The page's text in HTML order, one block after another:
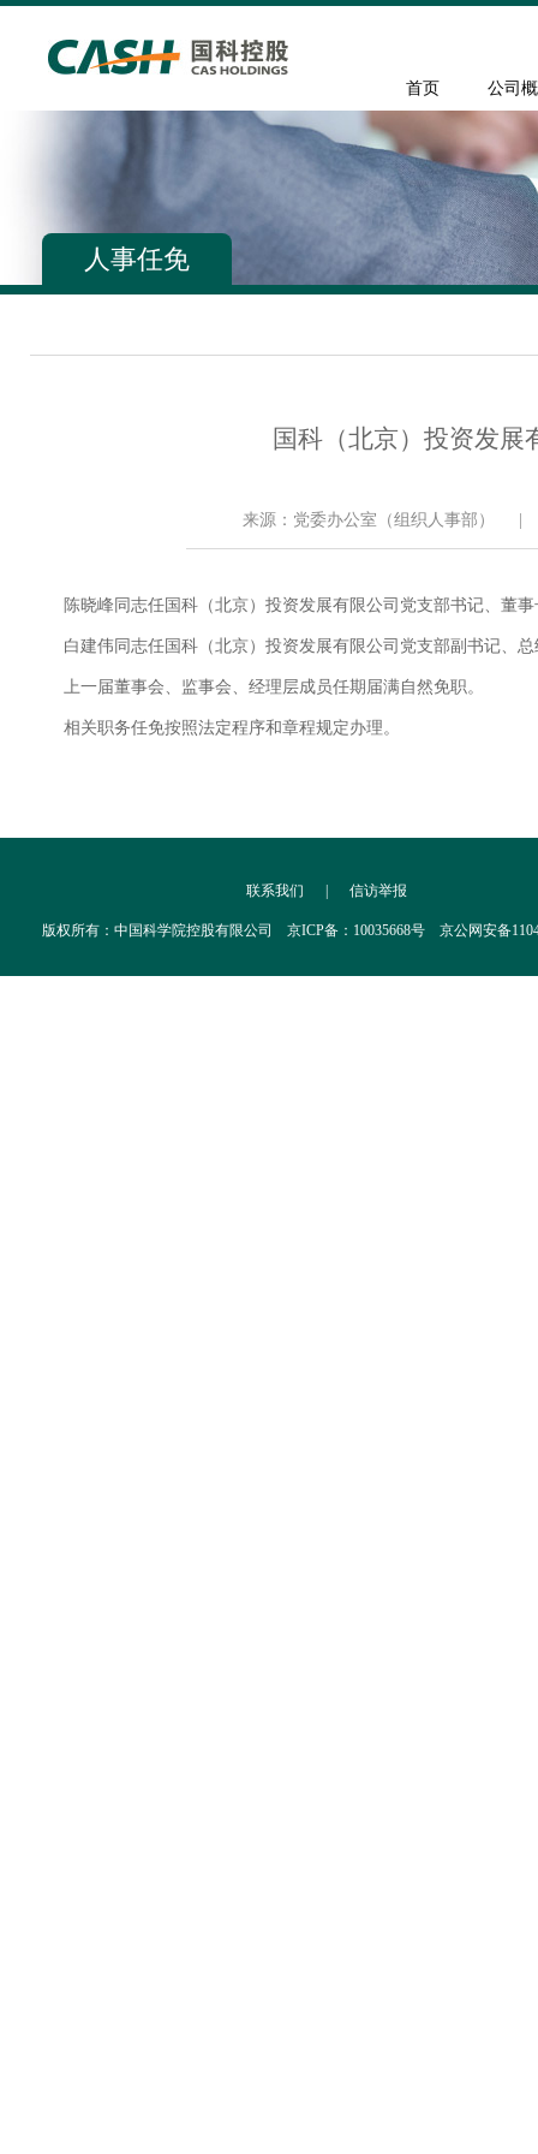
首页 公司
人事任免
国科（北京）投资发
来源：党委办公室（组织人事部）
陈晓峰同志任国科（北京）投资发展有限公司党支部书记、董事
白建伟同志任国科（北京）投资发展有限公司党支部副书记、
上一届董事会、监事会、经理层成员任期届满自然免职。
相关职务任免按照法定程序和章程规定办理。
联系我们 | 信访举报
版权所有：中国科学院控股有限公司 京ICP备：10035668号 京公网安备